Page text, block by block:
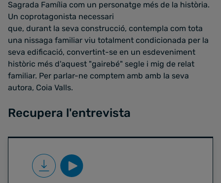
Sagrada Família com un personatge més de la història.
Un coprotagonista necessari
que, durant la seva construcció, contempla com tota
una nissaga familiar viu totalment condicionada per la
seva edificació, convertint-se en un esdeveniment
històric més d'aquest "gairebé" segle i mig de relat
familiar. Per parlar-ne comptem amb amb la seva
autora, Coia Valls.
Recupera l'entrevista